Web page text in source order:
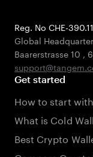
Reg. No CHE-
Global
Baarerstrasse 10 ,
Get started
How to start
What is Cold
Best Crypto